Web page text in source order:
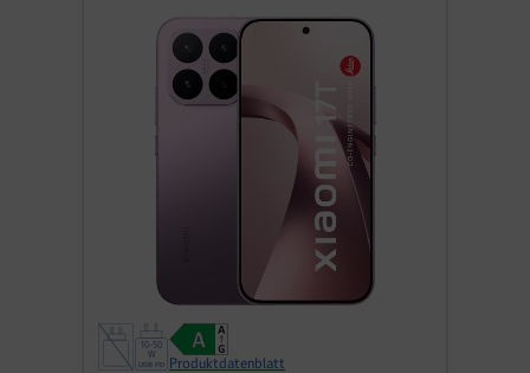
Produktdatenblatt